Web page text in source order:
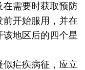
在需要时获取预防
开始服用，并在
地区后的四个星
疟疾病征，应立